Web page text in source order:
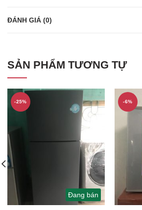
ĐÁNH GIÁ (0)
SẢN PHẨM TƯƠNG TỰ
Đang bán
-25% -6%